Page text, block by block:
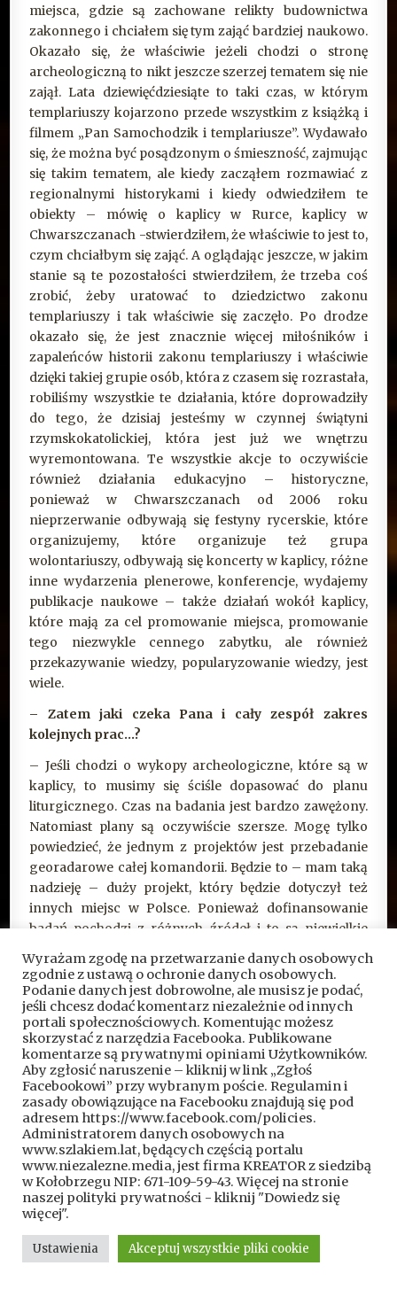
miejsca, gdzie są zachowane relikty budownictwa
zakonnego i chciałem się tym zająć bardziej naukowo.
Okazało się, że właściwie jeżeli chodzi o stronę
archeologiczną to nikt jeszcze szerzej tematem się nie
zajął. Lata dziewięćdziesiąte to taki czas, w którym
templariuszy kojarzono przede wszystkim z książką i
filmem „Pan Samochodzik i templariusze”. Wydawało
się, że można być posądzonym o śmieszność, zajmując
się takim tematem, ale kiedy zacząłem rozmawiać z
regionalnymi historykami i kiedy odwiedziłem te
obiekty – mówię o kaplicy w Rurce, kaplicy w
Chwarszczanach -stwierdziłem, że właściwie to jest to,
czym chciałbym się zająć. A oglądając jeszcze, w jakim
stanie są te pozostałości stwierdziłem, że trzeba coś
zrobić, żeby uratować to dziedzictwo zakonu
templariuszy i tak właściwie się zaczęło. Po drodze
okazało się, że jest znacznie więcej miłośników i
zapaleńców historii zakonu templariuszy i właściwie
dzięki takiej grupie osób, która z czasem się rozrastała,
robiliśmy wszystkie te działania, które doprowadziły
do tego, że dzisiaj jesteśmy w czynnej świątyni
rzymskokatolickiej, która jest już we wnętrzu
wyremontowana. Te wszystkie akcje to oczywiście
również działania edukacyjno – historyczne,
ponieważ w Chwarszczanach od 2006 roku
nieprzerwanie odbywają się festyny rycerskie, które
organizujemy, które organizuje też grupa
wolontariuszy, odbywają się koncerty w kaplicy, różne
inne wydarzenia plenerowe, konferencje, wydajemy
publikacje naukowe – także działań wokół kaplicy,
które mają za cel promowanie miejsca, promowanie
tego niezwykle cennego zabytku, ale również
przekazywanie wiedzy, popularyzowanie wiedzy, jest
wiele.
– Zatem jaki czeka Pana i cały zespół zakres
kolejnych prac…?
– Jeśli chodzi o wykopy archeologiczne, które są w
kaplicy, to musimy się ściśle dopasować do planu
liturgicznego. Czas na badania jest bardzo zawężony.
Natomiast plany są oczywiście szersze. Mogę tylko
powiedzieć, że jednym z projektów jest przebadanie
georadarowe całej komandorii. Będzie to – mam taką
nadzieję – duży projekt, który będzie dotyczył też
innych miejsc w Polsce. Ponieważ dofinansowanie
badań pochodzi z różnych źródeł i to są niewielkie
środki – to, co robimy tymi naszymi małymi krokami,
w tej chwili to jeszcze badanie wnętrza, przy ścianie
prezbiterium, to inwentaryzacja tych dwóch wież, to
również badania terenowe. Czasy się zmieniają,
zmieniają się metody badań… Jak sobie przypomnę
pierwszy rok badań w Rurce, to cała dokumentacja
była dokonywana na tak zwanych kliszach
fotograficznych. Każde jedno ujecie, a film miał 36
klatek, było niezwykle cenne. Dzisiaj przepaść
technologiczna – mamy aparaty cyfrowe, możemy
zrobić sto ujęć i wybrać najlepsze zdjęcie. Mamy też
inne możliwości rozpoznania tego, co jest w terenie,
mamy zdjęcia satelitarne, korzystamy ze współpracy z
eksploratorami, z którymi prowadzimy badania
weryfikacyjne, powierzchniowe. Powołaliśmy rok
temu projekt, który roboczo się nazywa „Słowianie i
Wyrażam zgodę na przetwarzanie danych osobowych
zgodnie z ustawą o ochronie danych osobowych.
Podanie danych jest dobrowolne, ale musisz je podać,
jeśli chcesz dodać komentarz niezależnie od innych
portali społecznościowych. Komentując możesz
skorzystać z narzędzia Facebooka. Publikowane
komentarze są prywatnymi opiniami Użytkowników.
Aby zgłosić naruszenie – kliknij w link „Zgłoś
Facebookowi” przy wybranym poście. Regulamin i
zasady obowiązujące na Facebooku znajdują się pod
adresem https://www.facebook.com/policies.
Administratorem danych osobowych na
www.szlakiem.lat, będących częścią portalu
www.niezalezne.media, jest firma KREATOR z siedzibą
w Kołobrzegu NIP: 671-109-59-43. Więcej na stronie
naszej polityki prywatności - kliknij "Dowiedz się
więcej".
Ustawienia Akceptuj wszystkie pliki cookie